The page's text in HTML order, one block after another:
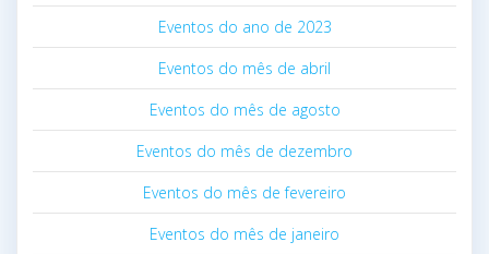
Eventos do ano de 2023
Eventos do mês de abril
Eventos do mês de agosto
Eventos do mês de dezembro
Eventos do mês de fevereiro
Eventos do mês de janeiro